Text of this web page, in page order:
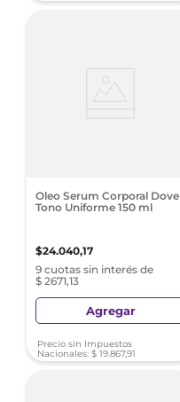
Oleo Serum Corporal Dove
Tono Uniforme 150 ml
$24.040,17
9 cuotas sin interés de
$ 2671,13
Agregar
Precio sin Impuestos
Nacionales: $ 19.867,91